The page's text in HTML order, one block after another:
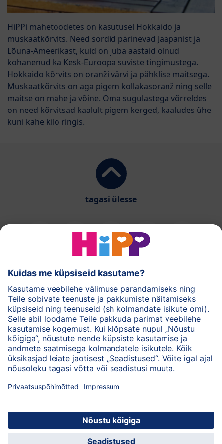
HiPPi mahetoodetes on kasutusel Hokkaido ja
muskaatkõrvits. Need sordid pärinevad Jaapanist ja
Lõuna-Ameerikast, kuid on juba aastaid olnud
kohanenud ka Kesk-Euroopa suviste tingimustega.
Hokkaido kõrvits on oranži värvi ja pähklise maitsega.
Muskaatkõrvits on aga pigem kollakasoranž ning selle
maitse on mahe ja võine. Oma sugulastega võrreldes
on need kõrvitsad kaalult pigem kerged, kaaludes ühe
kuni kahe kilo ringis.
tagasi ülesse
HiPPi piimasegud
HiPPi imikutoidud
HiPPi nahahooldus
Privaatsuspõhimõtted
Kasutustingimused
Andmed
Ettevõttest HiPP Kontakt